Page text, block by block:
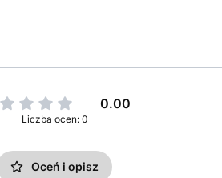
0.00
Liczba ocen: 0
Oceń i opisz